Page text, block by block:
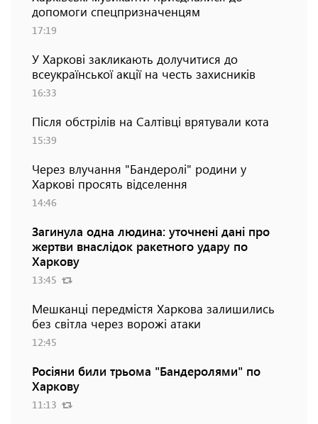
допомоги спецпризначенцям
17:19
У Харкові закликають долучитися до
всеукраїнської акції на честь захисників
16:33
Після обстрілів на Салтівці врятували кота
15:39
Через влучання "Бандеролі" родини у
Харкові просять відселення
14:46
Загинула одна людина: уточнені дані про
жертви внаслідок ракетного удару по
Харкову
13:45
Мешканці передмістя Харкова залишились
без світла через ворожі атаки
12:45
Росіяни били трьома "Бандеролями" по
Харкову
11:13